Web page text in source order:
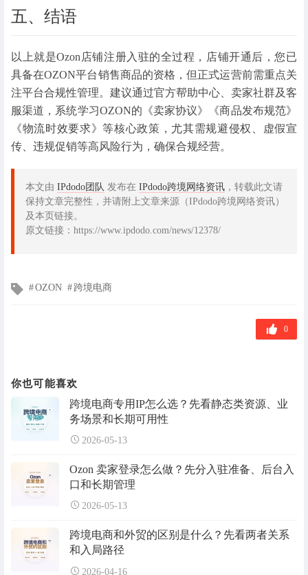
五、结语
以上就是Ozon店铺注册入驻的全过程，店铺开通后，您已
具备在OZON平台销售商品的资格，但正式运营前需重点关
注平台合规性管理。建议通过官方帮助中心、卖家社群及客
服渠道，系统学习OZON的《卖家协议》《商品发布规范》
《物流时效要求》等核心政策，尤其需规避侵权、虚假宣
传、违规促销等高风险行为，确保合规经营。
本文由 IPdodo团队 发布在 IPdodo跨境网络资讯 ，转载此文请
保持文章完整性，并请附上文章来源（IPdodo跨境网络资讯）
及本页链接。
原文链接：https://www.ipdodo.com/news/12378/
文OZON 跨境电商
0
你也可能喜欢
跨境电商专用IP怎么选？先看静态类资源、业
务场景和长期可用性
2026-05-13
Ozon 卖家登录怎么做？先分入驻准备、后台入
口和长期管理
2026-05-13
跨境电商和外贸的区别是什么？先看两者关系
和入局路径
2026-04-16